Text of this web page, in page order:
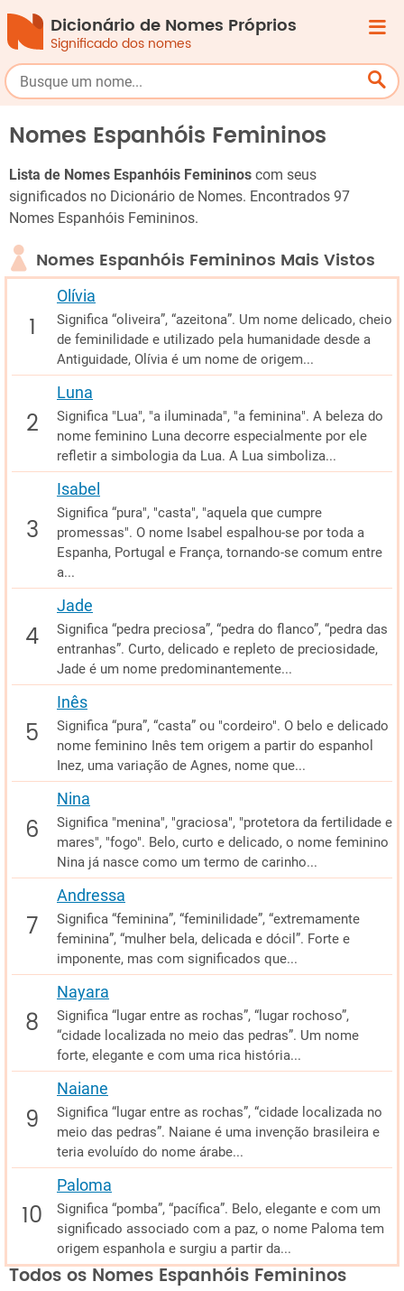
Dicionário de Nomes Próprios
Significado dos nomes
Nomes Espanhóis Femininos
Lista de Nomes Espanhóis Femininos com seus
significados no Dicionário de Nomes. Encontrados 97
Nomes Espanhóis Femininos.
Nomes Espanhóis Femininos Mais Vistos
Olívia
Significa “oliveira”, “azeitona”. Um nome delicado, cheio
de feminilidade e utilizado pela humanidade desde a
Antiguidade, Olívia é um nome de origem...
Luna
Significa "Lua", "a iluminada", "a feminina". A beleza do
nome feminino Luna decorre especialmente por ele
refletir a simbologia da Lua. A Lua simboliza...
Isabel
Significa “pura", "casta", "aquela que cumpre
promessas". O nome Isabel espalhou-se por toda a
Espanha, Portugal e França, tornando-se comum entre
a...
Jade
Significa “pedra preciosa”, “pedra do flanco”, “pedra das
entranhas”. Curto, delicado e repleto de preciosidade,
Jade é um nome predominantemente...
Inês
Significa “pura”, “casta” ou "cordeiro". O belo e delicado
nome feminino Inês tem origem a partir do espanhol
Inez, uma variação de Agnes, nome que...
Nina
Significa "menina", "graciosa", "protetora da fertilidade e
mares", "fogo". Belo, curto e delicado, o nome feminino
Nina já nasce como um termo de carinho...
Andressa
Significa “feminina”, “feminilidade”, “extremamente
feminina”, “mulher bela, delicada e dócil”. Forte e
imponente, mas com significados que...
Nayara
Significa “lugar entre as rochas”, “lugar rochoso”,
“cidade localizada no meio das pedras”. Um nome
forte, elegante e com uma rica história...
Naiane
Significa “lugar entre as rochas”, “cidade localizada no
meio das pedras”. Naiane é uma invenção brasileira e
teria evoluído do nome árabe...
Paloma
Significa “pomba”, “pacífica”. Belo, elegante e com um
significado associado com a paz, o nome Paloma tem
origem espanhola e surgiu a partir da...
Todos os Nomes Espanhóis Femininos